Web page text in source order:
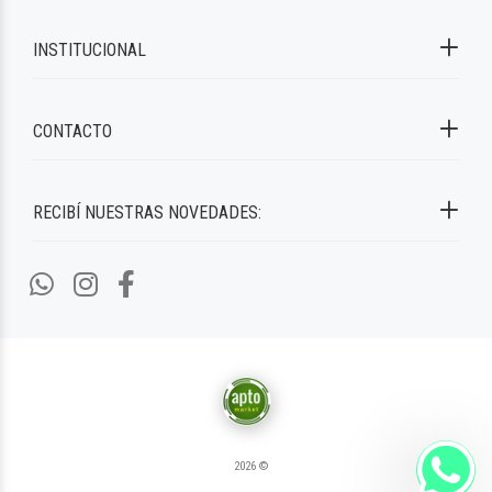
RECIBÍ NUESTRAS NOVEDADES:
INSTITUCIONAL
CONTACTO
2026 ©